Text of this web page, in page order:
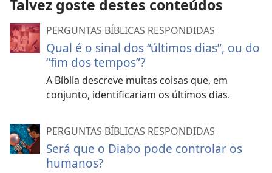
Talvez goste destes conteúdos
PERGUNTAS BÍBLICAS RESPONDIDAS
Qual é o sinal dos “últimos dias”, ou do
“fim dos tempos”?
A Bíblia descreve muitas coisas que, em
conjunto, identificariam os últimos dias.
PERGUNTAS BÍBLICAS RESPONDIDAS
Será que o Diabo pode controlar os
humanos?